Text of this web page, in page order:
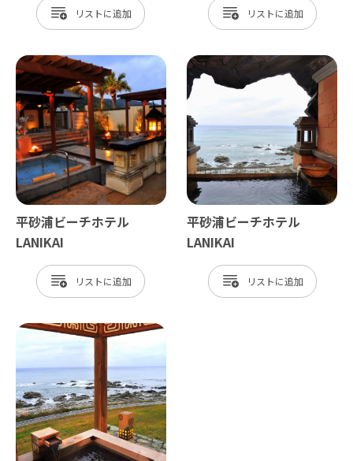
リスト リスト
平砂浦ビーチホテル
LANIKAI
リスト
平砂浦ビーチホテル
LANIKAI
リスト